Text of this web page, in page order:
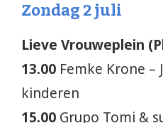
Zondag 2 juli
Lieve Vrouweplein
13.00 Femke Krone –
kinderen
15.00 Grupo Tomi &